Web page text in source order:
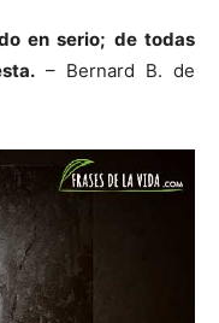
en serio; de todas
– Bernard B. de